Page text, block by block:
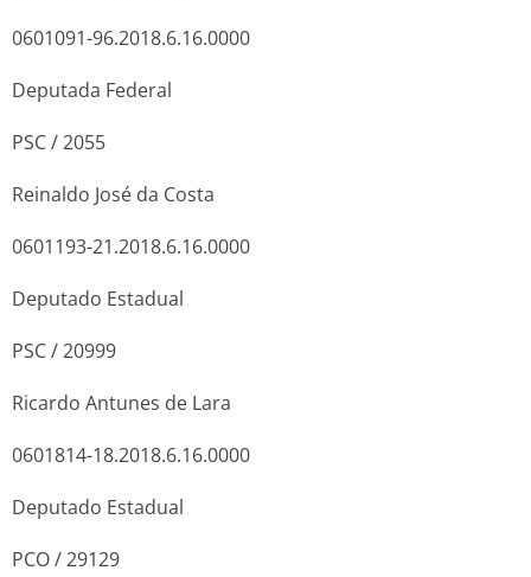
0601091-96.2018.6.16.0000
Deputada Federal
PSC / 2055
Reinaldo José da Costa
0601193-21.2018.6.16.0000
Deputado Estadual
PSC / 20999
Ricardo Antunes de Lara
0601814-18.2018.6.16.0000
Deputado Estadual
PCO / 29129